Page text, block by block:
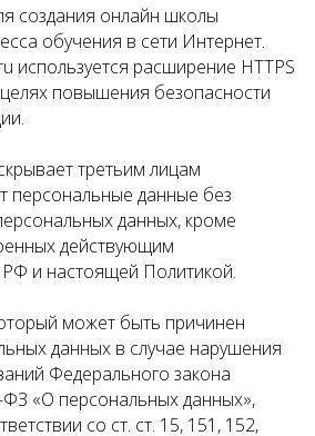
создания онлайн школы
обучения в сети Интернет.
используется расширение HTTPS
повышения безопасности
третьим лицам
персональные данные без
данных, кроме
действующим
и настоящей Политикой.
может быть причинен
данных в случае нарушения
Федерального закона
«О персональных данных»,
со ст. ст. 15, 151, 152,